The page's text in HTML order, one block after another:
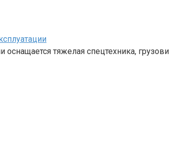
тяжелая спецтехника,